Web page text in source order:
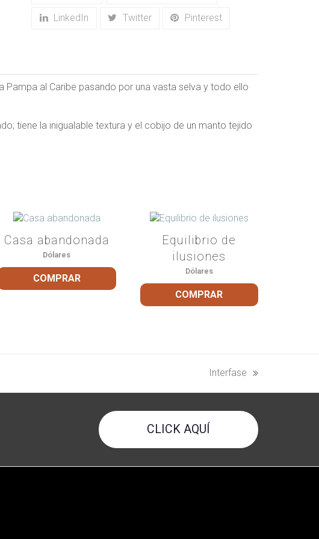
LinkedIn Twitter Pinterest
Pampa al Caribe pasando por una vasta selva y todo ello
tiene la inigualable textura y el cobijo de un manto tejido
Casa abandonada
Dólares
COMPRAR
Equilibrio de
ilusiones
Dólares
COMPRAR
next
post:
Interfase
CLICK AQUÍ